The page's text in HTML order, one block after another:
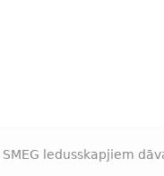
SMEG ledusskapjiem